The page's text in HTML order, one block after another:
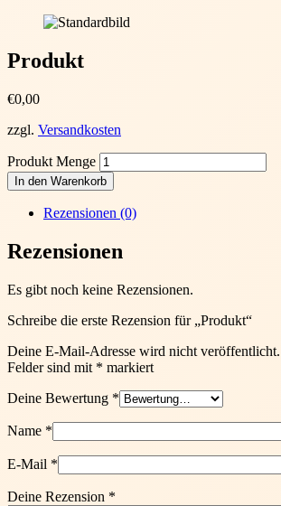
Produkt
€0,00
zzgl. Versandkosten
Produkt Menge
In den Warenkorb
Rezensionen (0)
Rezensionen
Es gibt noch keine Rezensionen.
Schreibe die erste Rezension für „Produkt“
Deine E-Mail-Adresse wird nicht veröffentlicht.
Felder sind mit * markiert
Deine Bewertung *
Name *
E-Mail *
Deine Rezension *